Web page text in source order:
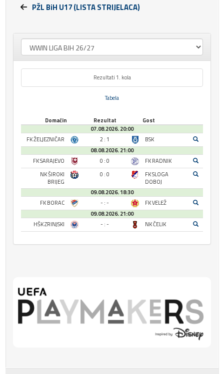
PŽL BiH U17 (LISTA STRIJELACA)
Rezultati 1. kola
Tabela
Domaćin Rezultat
Gost
07.08.2026. 20:00
FK ŽELJEZNIČAR
2 : 1
BSK
08.08.2026. 21:00
FK SARAJEVO
0 : 0
FK RADNIK
NK ŠIROKI
BRIJEG
0 : 0
FK SLOGA
DOBOJ
09.08.2026. 18:30
FK BORAC
- : -
FK VELEŽ
09.08.2026. 21:00
HŠK ZRINJSKI
- : - NK ČELIK